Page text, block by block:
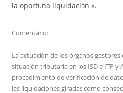
la oportuna liquidación «.
Comentario:
La actuación de los órganos gestores
situación tributaria en los ISD e ITP y
procedimiento de verificación de
las liquidaciones giradas como